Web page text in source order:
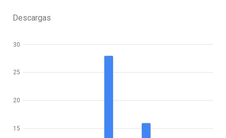
Descargas
15
20
25
30